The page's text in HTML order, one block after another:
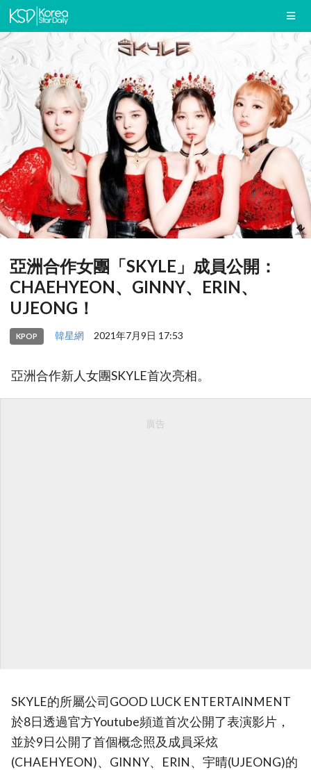
亞洲合作女團「SKYLE」成員公開：
CHAEHYEON、GINNY、ERIN、
UJEONG！
KPOP 韓星網 2021年7月9日 17:53
亞洲合作新人女團SKYLE首次亮相。
廣告
SKYLE的所屬公司GOOD LUCK ENTERTAINMENT
於8日透過官方Youtube頻道首次公開了表演影片，
並於9日公開了首個概念照及成員采炫
(CHAEHYEON)、GINNY、ERIN、宇晴(UJEONG)的